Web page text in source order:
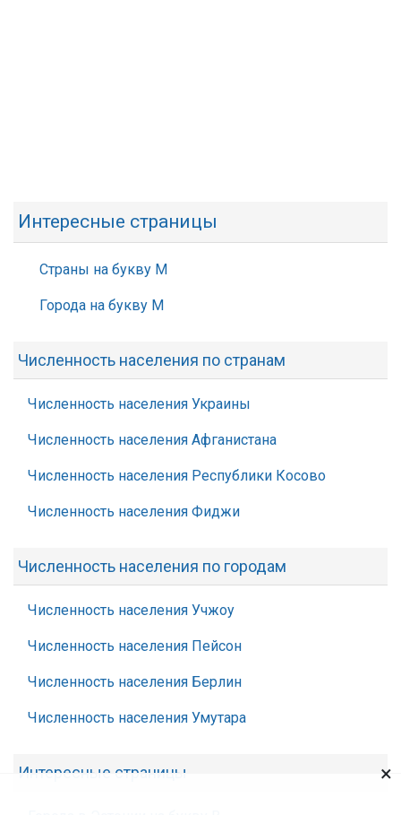
Интересные страницы
Страны на букву М
Города на букву М
Численность населения по странам
Численность населения Украины
Численность населения Афганистана
Численность населения Республики Косово
Численность населения Фиджи
Численность населения по городам
Численность населения Учжоу
Численность населения Пейсон
Численность населения Берлин
Численность населения Умутара
Интересные страницы ×